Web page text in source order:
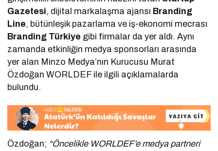
Gazetesi, dijital markalaşma ajansı Branding
Line, bütünleşik pazarlama ve iş-ekonomi mecrası
Branding Türkiye gibi firmalar da yer aldı. Aynı
zamanda etkinliğin medya sponsorları arasında
yer alan Minzo Medya’nın Kurucusu Murat
Özdoğan WORLDEF ile ilgili açıklamalarda
bulundu.
Özdoğan; “Öncelikle WORLDEF’e medya partneri